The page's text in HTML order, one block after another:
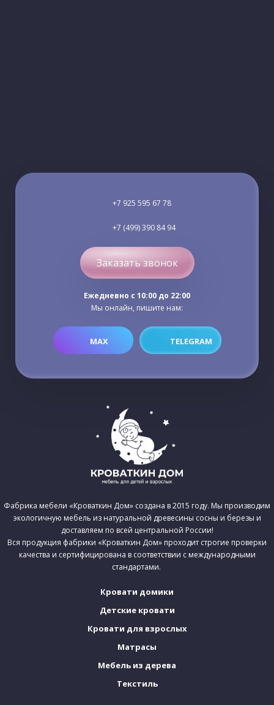
+7 925 595 67 78
+7 (499) 390 84 94
Заказать звонок
Ежедневно c 10:00 до 22:00
Мы онлайн, пишите нам:
MAX TELEGRAM
Фабрика мебели «Кроваткин Дом» создана в 2015 году. Мы производим
экологичную мебель из натуральной древесины сосны и березы и
доставляем по всей центральной России!
Вся продукция фабрики «Кроваткин Дом» проходит строгие проверки
качества и сертифицирована в соответствии с международными
стандартами.
Кровати домики
Детские кровати
Кровати для взрослых
Матрасы
Мебель из дерева
Текстиль